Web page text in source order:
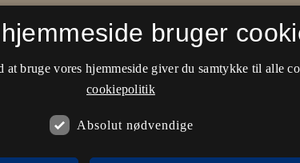
bruger
bruge vores hjemmeside giver du samtykke til alle
cookiepolitik
Absolut nødvendige